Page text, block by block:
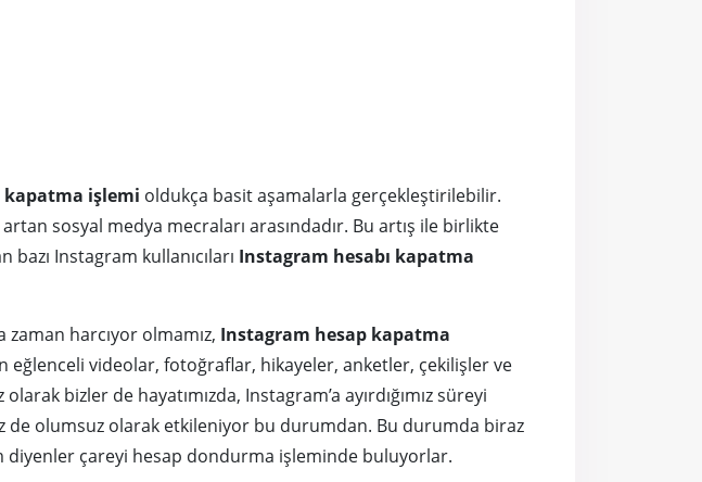
kapatma işlemi oldukça basit aşamalarla gerçekleştirilebilir.
sosyal medya mecraları arasındadır. Bu artış ile birlikte
Instagram kullanıcıları Instagram hesabı kapatma
harcıyor olmamız, Instagram hesap kapatma
eğlenceli videolar, fotoğraflar, hikayeler, anketler, çekilişler ve
bizler de hayatımızda, Instagram’a ayırdığımız süreyi
de olumsuz olarak etkileniyor bu durumdan. Bu durumda biraz
diyenler çareyi hesap dondurma işleminde buluyorlar.